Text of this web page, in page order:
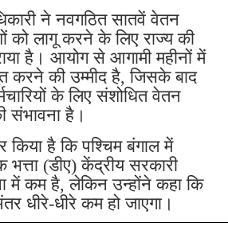
ने नवगठित सातवें वेतन
को लागू करने के लिए राज्य की
है। आयोग से आगामी महीनों में
करने की उम्मीद है, जिसके बाद
के लिए संशोधित वेतन
संभावना है।
किया है कि पश्चिम बंगाल में
भत्ता (डीए) केंद्रीय सरकारी
में कम है, लेकिन उन्होंने कहा कि
धीरे-धीरे कम हो जाएगा।